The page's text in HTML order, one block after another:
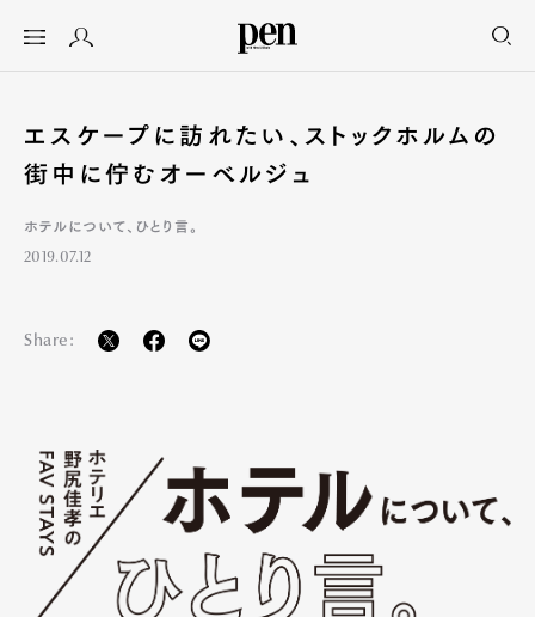
エスケープに訪れたい、ストックホルムの
街中に佇むオーベルジュ
ホテルについて、ひとり言。
2019.07.12
Share: